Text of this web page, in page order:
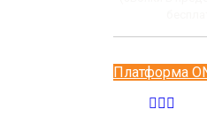
Платформа